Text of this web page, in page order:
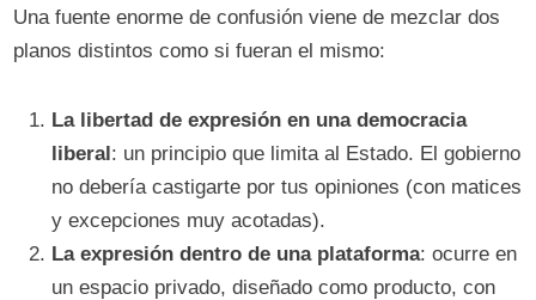
Una fuente enorme de confusión viene de mezclar dos
planos distintos como si fueran el mismo:
La libertad de expresión en una democracia
liberal: un principio que limita al Estado. El gobierno
no debería castigarte por tus opiniones (con matices
y excepciones muy acotadas).
La expresión dentro de una plataforma: ocurre en
un espacio privado, diseñado como producto, con